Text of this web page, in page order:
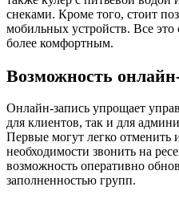
снеками. Кроме того, стоит
мобильных устройств. Все это
более комфортным.
Возможность
Онлайн-запись упрощает
для клиентов, так и для
Первые могут легко отменить
необходимости звонить на
возможность оперативно
заполненностью групп.